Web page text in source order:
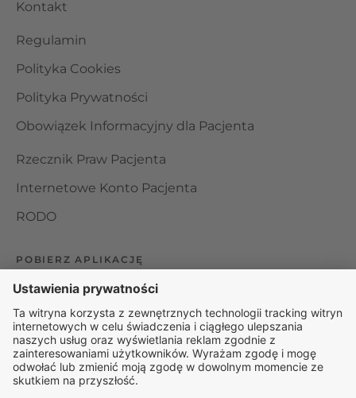
Kontakt
Regulamin
Polityka Cookies
Polityka Prywatności
Obowiązek Informacyjny dla Pacjenta
Rzecznik Praw Pacjenta
Internetowe Konto Pacjenta
RODO
POBIERZ APLIKACJĘ
Organizator udzielania świadczeń telemedycznych jest
podmiotem leczniczym w rozumieniu ustawy z dnia 15
kwietnia 2011 roku o działalności leczniczej, wpisanym do
rejestru podmiotów wykonujących działalność leczniczą pod